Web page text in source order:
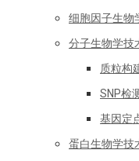
细胞因子生物
分子生物学技
质粒构
SNP检
基因定
蛋白生物学技